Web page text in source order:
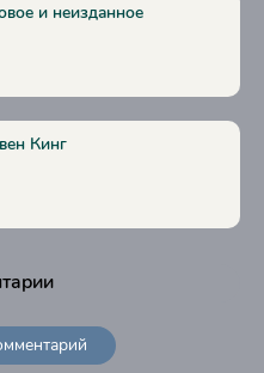
и неизданное
Кинг